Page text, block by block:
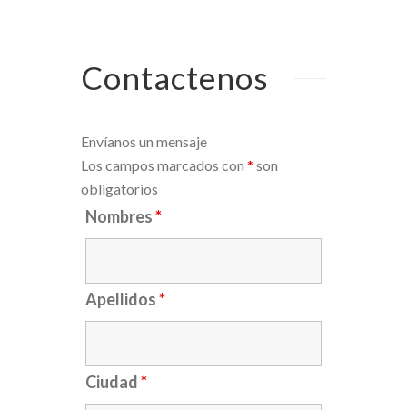
Contactenos
Envíanos un mensaje
Los campos marcados con * son
obligatorios
Nombres*
Apellidos*
Ciudad*